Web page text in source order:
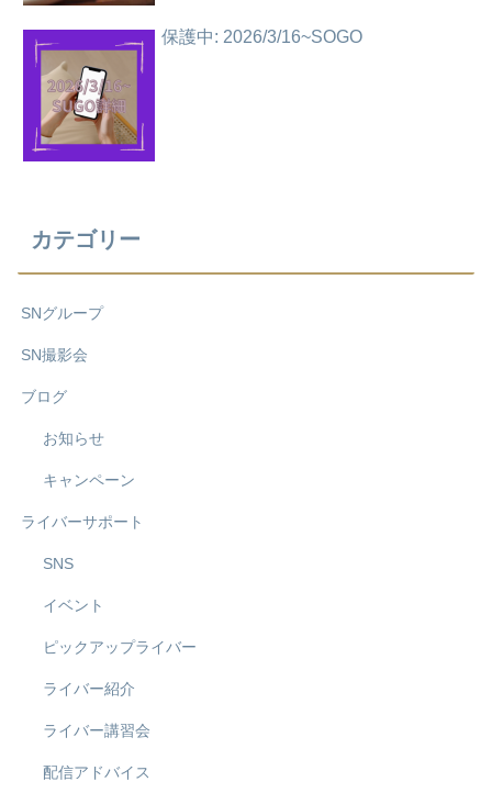
保護中: 2026/3/16~SOGO
カテゴリー
SNグループ
SN撮影会
ブログ
お知らせ
キャンペーン
ライバーサポート
SNS
イベント
ピックアップライバー
ライバー紹介
ライバー講習会
配信アドバイス